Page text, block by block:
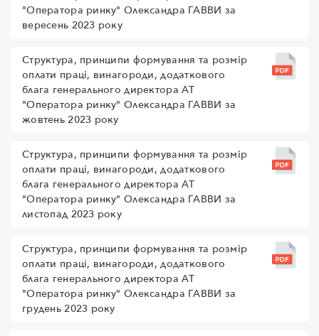
"Оператора ринку" Олександра ГАВВИ за
вересень 2023 року
Структура, принципи формування та розмір
оплати праці, винагороди, додаткового
блага генерального директора АТ
"Оператора ринку" Олександра ГАВВИ за
жовтень 2023 року
Структура, принципи формування та розмір
оплати праці, винагороди, додаткового
блага генерального директора АТ
"Оператора ринку" Олександра ГАВВИ за
листопад 2023 року
Структура, принципи формування та розмір
оплати праці, винагороди, додаткового
блага генерального директора АТ
"Оператора ринку" Олександра ГАВВИ за
грудень 2023 року